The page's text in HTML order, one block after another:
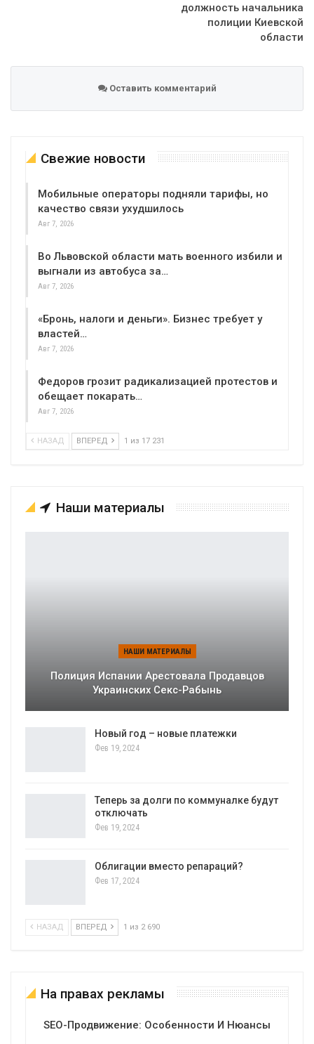
должность начальника
полиции Киевской
области
Оставить комментарий
Свежие новости
Мобильные операторы подняли тарифы, но
качество связи ухудшилось
Авг 7, 2026
Во Львовской области мать военного избили и
выгнали из автобуса за…
Авг 7, 2026
«Бронь, налоги и деньги». Бизнес требует у
властей…
Авг 7, 2026
Федоров грозит радикализацией протестов и
обещает покарать…
Авг 7, 2026
НАЗАД ВПЕРЕД 1 из 17 231
Наши материалы
НАШИ МАТЕРИАЛЫ
Полиция Испании Арестовала Продавцов
Украинских Секс-Рабынь
Новый год – новые платежки
Фев 19, 2024
Теперь за долги по коммуналке будут
отключать
Фев 19, 2024
Облигации вместо репараций?
Фев 17, 2024
НАЗАД ВПЕРЕД 1 из 2 690
На правах рекламы
SEO-Продвижение: Особенности И Нюансы